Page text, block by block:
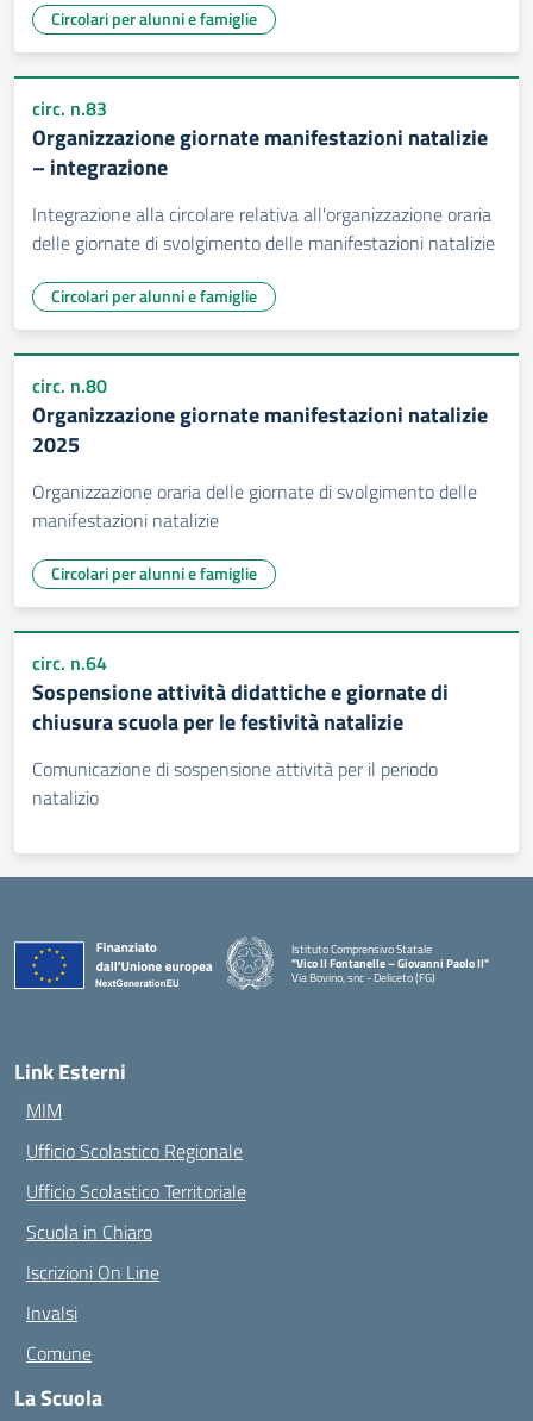
Circolari per alunni e famiglie
circ. n.83
Organizzazione giornate manifestazioni natalizie
– integrazione
Integrazione alla circolare relativa all'organizzazione oraria
delle giornate di svolgimento delle manifestazioni natalizie
Circolari per alunni e famiglie
circ. n.80
Organizzazione giornate manifestazioni natalizie
2025
Organizzazione oraria delle giornate di svolgimento delle
manifestazioni natalizie
Circolari per alunni e famiglie
circ. n.64
Sospensione attività didattiche e giornate di
chiusura scuola per le festività natalizie
Comunicazione di sospensione attività per il periodo
natalizio
Istituto Comprensivo Statale
"Vico II Fontanelle – Giovanni Paolo II"
Via Bovino, snc - Deliceto (FG)
Link Esterni
MIM
Ufficio Scolastico Regionale
Ufficio Scolastico Territoriale
Scuola in Chiaro
Iscrizioni On Line
Invalsi
Comune
La Scuola